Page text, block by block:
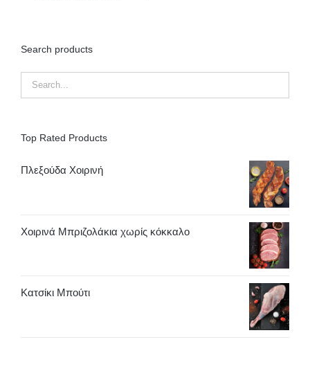
Search products
Top Rated Products
Πλεξούδα Χοιρινή
Χοιρινά Μπριζολάκια χωρίς κόκκαλο
Κατσίκι Μπούτι